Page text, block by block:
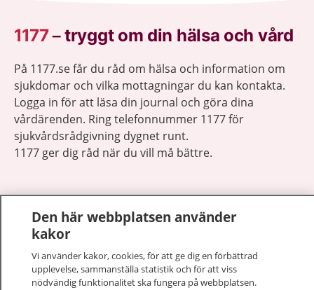
1177–tryggt om din hälsa och vård
På 1177.se får du råd om hälsa och information om
sjukdomar och vilka mottagningar du kan kontakta.
Logga in för att läsa din journal och göra dina
vårdärenden. Ring telefonnummer 1177 för
sjukvårdsrådgivning dygnet runt.
1177 ger dig råd när du vill må bättre.
Om 1177
Den här webbplatsen använder
kakor
Vi använder kakor, cookies, för att ge dig en förbättrad
upplevelse, sammanställa statistik och för att viss
nödvändig funktionalitet ska fungera på webbplatsen.